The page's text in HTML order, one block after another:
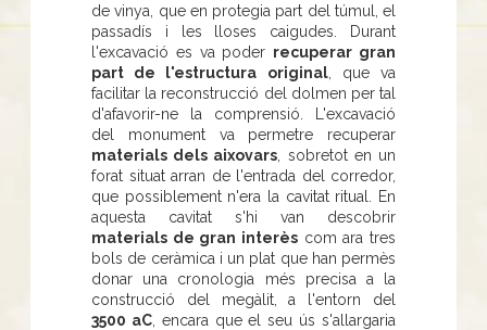
de vinya, que en protegia part del túmul, el
passadís i les lloses caigudes. Durant
l'excavació es va poder recuperar gran
part de l'estructura original, que va
facilitar la reconstrucció del dolmen per tal
d'afavorir-ne la comprensió. L'excavació
del monument va permetre recuperar
materials dels aixovars , sobretot en un
forat situat arran de l'entrada del corredor,
que possiblement n'era la cavitat ritual. En
aquesta cavitat s'hi van descobrir
materials de gran interès com ara tres
bols de ceràmica i un plat que han permès
donar una cronologia més precisa a la
construcció del megàlit, a l'entorn del
3500 aC, encara que el seu ús s'allargaria